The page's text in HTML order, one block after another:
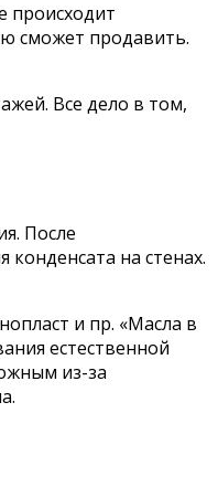
происходит
сможет продавить.
Все дело в том,
После
на стенах.
и пр. «Масла в
естественной
из-за